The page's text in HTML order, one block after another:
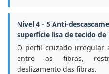
Nível 4 - 5 Anti-
superfície lisa de tecido de
O perfil cruzado irregular
entre as fibras,
deslizamento das fibras.